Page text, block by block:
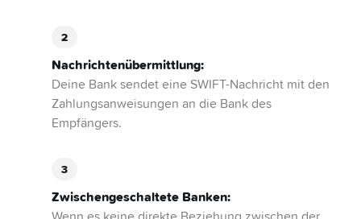
Nachrichtenübermittlung:
Deine Bank sendet eine SWIFT-Nachricht mit den
Zahlungsanweisungen an die Bank des
Empfängers.
Zwischengeschaltete Banken:
Wenn es keine direkte Beziehung zwischen der